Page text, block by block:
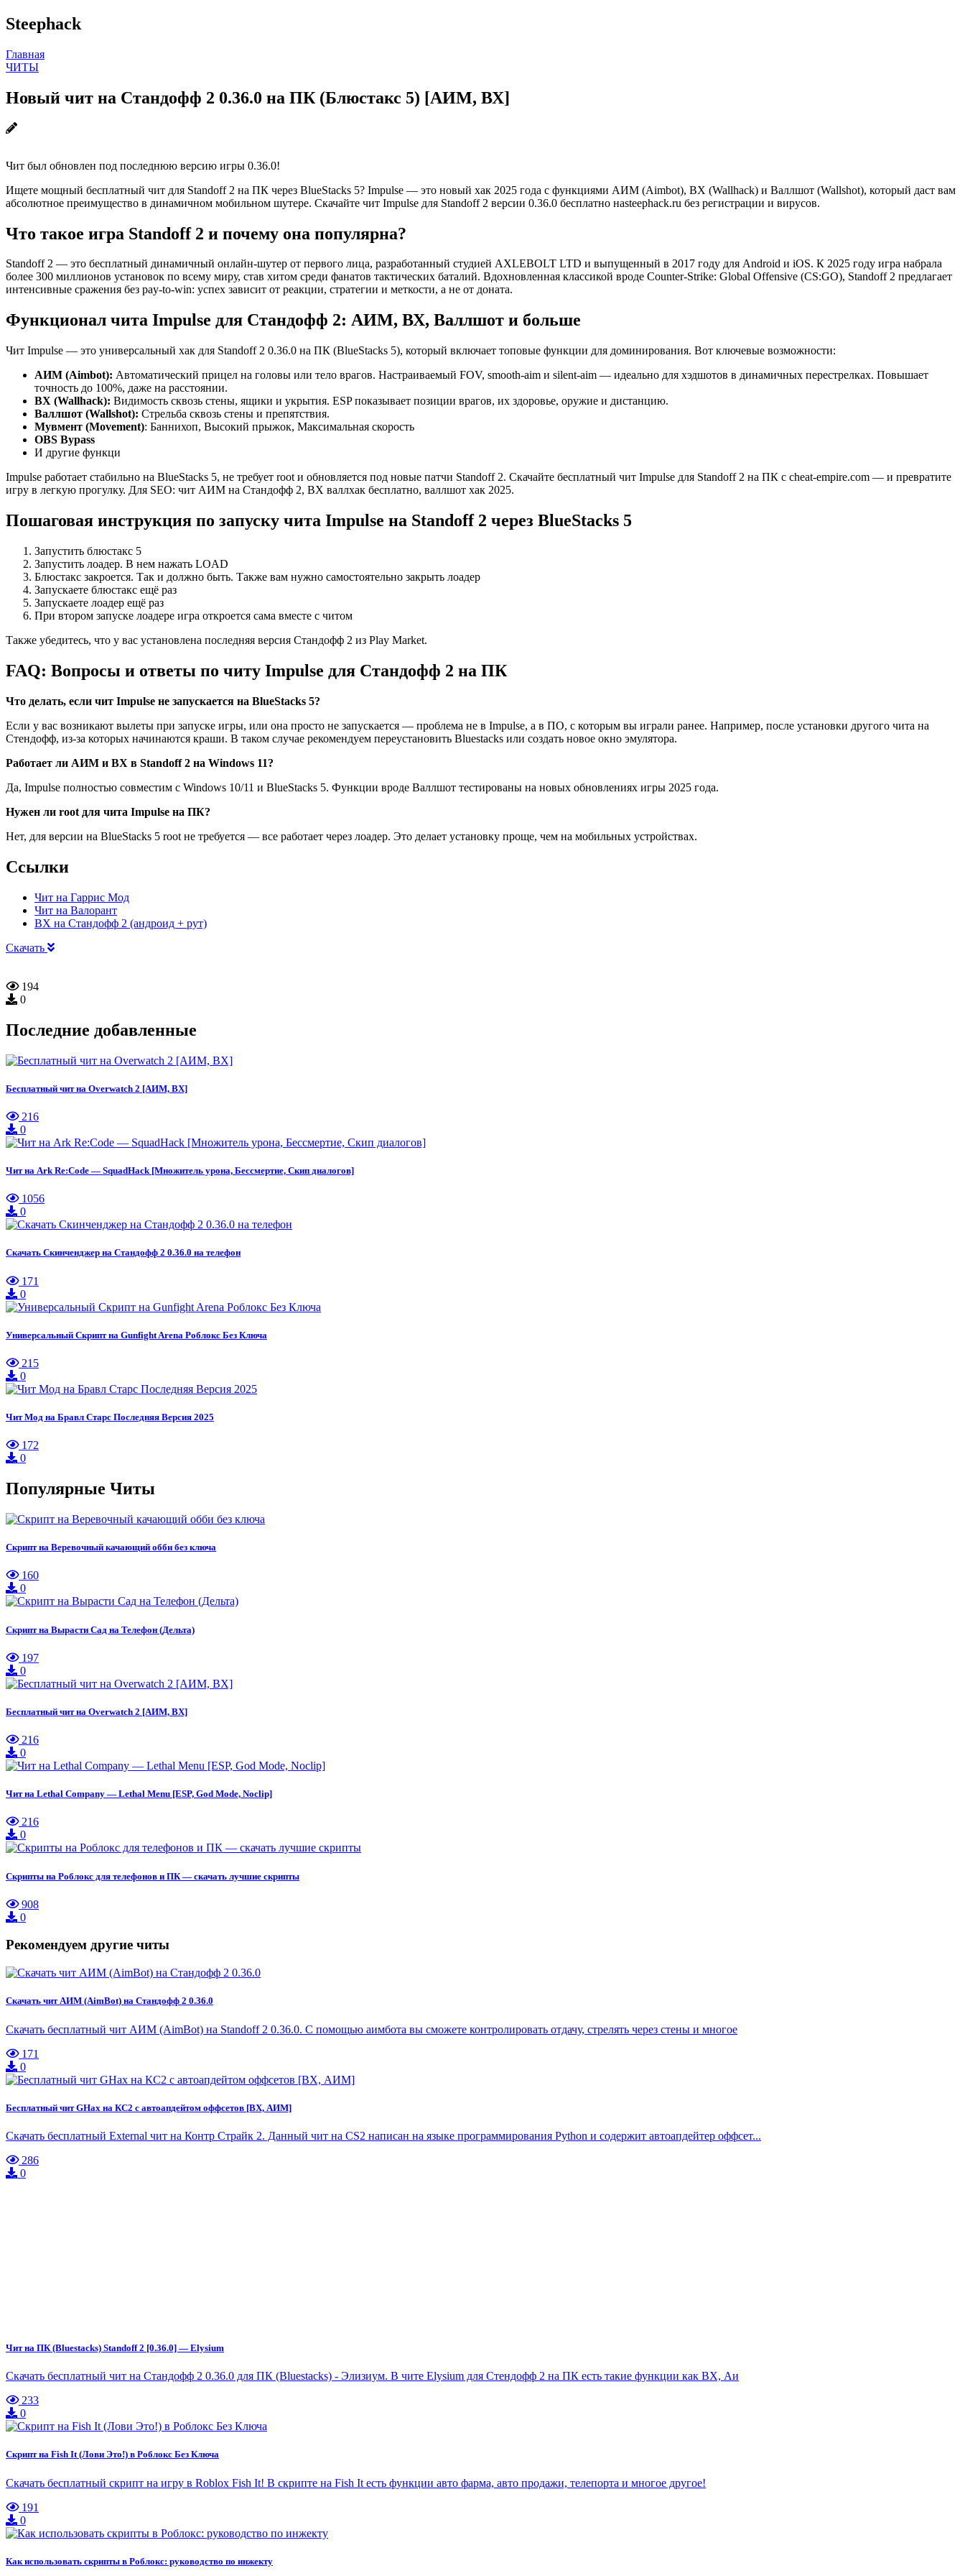
Steephack
Главная
ЧИТЫ
Новый чит на Стандофф 2 0.36.0 на ПК (Блюстакс 5) [АИМ, ВХ]
Чит был обновлен под последнюю версию игры 0.36.0!
Ищете мощный бесплатный чит для Standoff 2 на ПК через BlueStacks 5? Impulse — это новый хак 2025 года с функциями АИМ (Aimbot), ВХ (Wallhack) и Валлшот (Wallshot), который даст вам
абсолютное преимущество в динамичном мобильном шутере. Скачайте чит Impulse для Standoff 2 версии 0.36.0 бесплатно наsteephack.ru без регистрации и вирусов.
Что такое игра Standoff 2 и почему она популярна?
Standoff 2 — это бесплатный динамичный онлайн-шутер от первого лица, разработанный студией AXLEBOLT LTD и выпущенный в 2017 году для Android и iOS. К 2025 году игра набрала
более 300 миллионов установок по всему миру, став хитом среди фанатов тактических баталий. Вдохновленная классикой вроде Counter-Strike: Global Offensive (CS:GO), Standoff 2 предлагает
интенсивные сражения без pay-to-win: успех зависит от реакции, стратегии и меткости, а не от доната.
Функционал чита Impulse для Стандофф 2: АИМ, ВХ, Валлшот и больше
Чит Impulse — это универсальный хак для Standoff 2 0.36.0 на ПК (BlueStacks 5), который включает топовые функции для доминирования. Вот ключевые возможности:
АИМ (Aimbot): Автоматический прицел на головы или тело врагов. Настраиваемый FOV, smooth-aim и silent-aim — идеально для хэдшотов в динамичных перестрелках. Повышает
точность до 100%, даже на расстоянии.
ВХ (Wallhack): Видимость сквозь стены, ящики и укрытия. ESP показывает позиции врагов, их здоровье, оружие и дистанцию.
Валлшот (Wallshot): Стрельба сквозь стены и препятствия.
Мувмент (Movement): Баннихоп, Высокий прыжок, Максимальная скорость
OBS Bypass
И другие функци
Impulse работает стабильно на BlueStacks 5, не требует root и обновляется под новые патчи Standoff 2. Скачайте бесплатный чит Impulse для Standoff 2 на ПК с cheat-empire.com — и превратите
игру в легкую прогулку. Для SEO: чит АИМ на Стандофф 2, ВХ валлхак бесплатно, валлшот хак 2025.
Пошаговая инструкция по запуску чита Impulse на Standoff 2 через BlueStacks 5
Запустить блюстакс 5
Запустить лоадер. В нем нажать LOAD
Блюстакс закроется. Так и должно быть. Также вам нужно самостоятельно закрыть лоадер
Запускаете блюстакс ещё раз
Запускаете лоадер ещё раз
При втором запуске лоадере игра откроется сама вместе с читом
Также убедитесь, что у вас установлена последняя версия Стандофф 2 из Play Market.
FAQ: Вопросы и ответы по читу Impulse для Стандофф 2 на ПК
Что делать, если чит Impulse не запускается на BlueStacks 5?
Если у вас возникают вылеты при запуске игры, или она просто не запускается — проблема не в Impulse, а в ПО, с которым вы играли ранее. Например, после установки другого чита на
Стендофф, из-за которых начинаются краши. В таком случае рекомендуем переустановить Bluestacks или создать новое окно эмулятора.
Работает ли АИМ и ВХ в Standoff 2 на Windows 11?
Да, Impulse полностью совместим с Windows 10/11 и BlueStacks 5. Функции вроде Валлшот тестированы на новых обновлениях игры 2025 года.
Нужен ли root для чита Impulse на ПК?
Нет, для версии на BlueStacks 5 root не требуется — все работает через лоадер. Это делает установку проще, чем на мобильных устройствах.
Ссылки
Чит на Гаррис Мод
Чит на Валорант
ВХ на Стандофф 2 (андроид + рут)
Скачать
194
0
Последние добавленные
Бесплатный чит на Overwatch 2 [АИМ, ВХ]
216
0
Чит на Ark Re:Code — SquadHack [Множитель урона, Бессмертие, Скип диалогов]
1056
0
Скачать Скинченджер на Стандофф 2 0.36.0 на телефон
171
0
Универсальный Скрипт на Gunfight Arena Роблокс Без Ключа
215
0
Чит Мод на Бравл Старс Последняя Версия 2025
172
0
Популярные Читы
Скрипт на Веревочный качающий обби без ключа
160
0
Скрипт на Вырасти Сад на Телефон (Дельта)
197
0
Бесплатный чит на Overwatch 2 [АИМ, ВХ]
216
0
Чит на Lethal Company — Lethal Menu [ESP, God Mode, Noclip]
216
0
Скрипты на Роблокс для телефонов и ПК — скачать лучшие скрипты
908
0
Рекомендуем другие читы
Скачать чит АИМ (AimBot) на Стандофф 2 0.36.0
Скачать бесплатный чит АИМ (AimBot) на Standoff 2 0.36.0. С помощью аимбота вы сможете контролировать отдачу, стрелять через стены и многое
171
0
Бесплатный чит GHax на КС2 с автоапдейтом оффсетов [ВХ, АИМ]
Скачать бесплатный External чит на Контр Страйк 2. Данный чит на CS2 написан на языке программирования Python и содержит автоапдейтер оффсет...
286
0
Чит на ПК (Bluestacks) Standoff 2 [0.36.0] — Elysium
Скачать бесплатный чит на Стандофф 2 0.36.0 для ПК (Bluestacks) - Элизиум. В чите Elysium для Стендофф 2 на ПК есть такие функции как ВХ, Аи
233
0
Скрипт на Fish It (Лови Это!) в Роблокс Без Ключа
Скачать бесплатный скрипт на игру в Roblox Fish It! В скрипте на Fish It есть функции авто фарма, авто продажи, телепорта и многое другое!
191
0
Как использовать скрипты в Роблокс: руководство по инжекту